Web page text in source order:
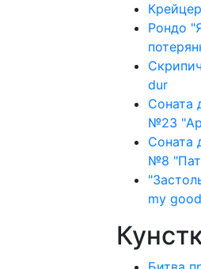
Рондо
dur
Соната
№23
Соната
№8
my